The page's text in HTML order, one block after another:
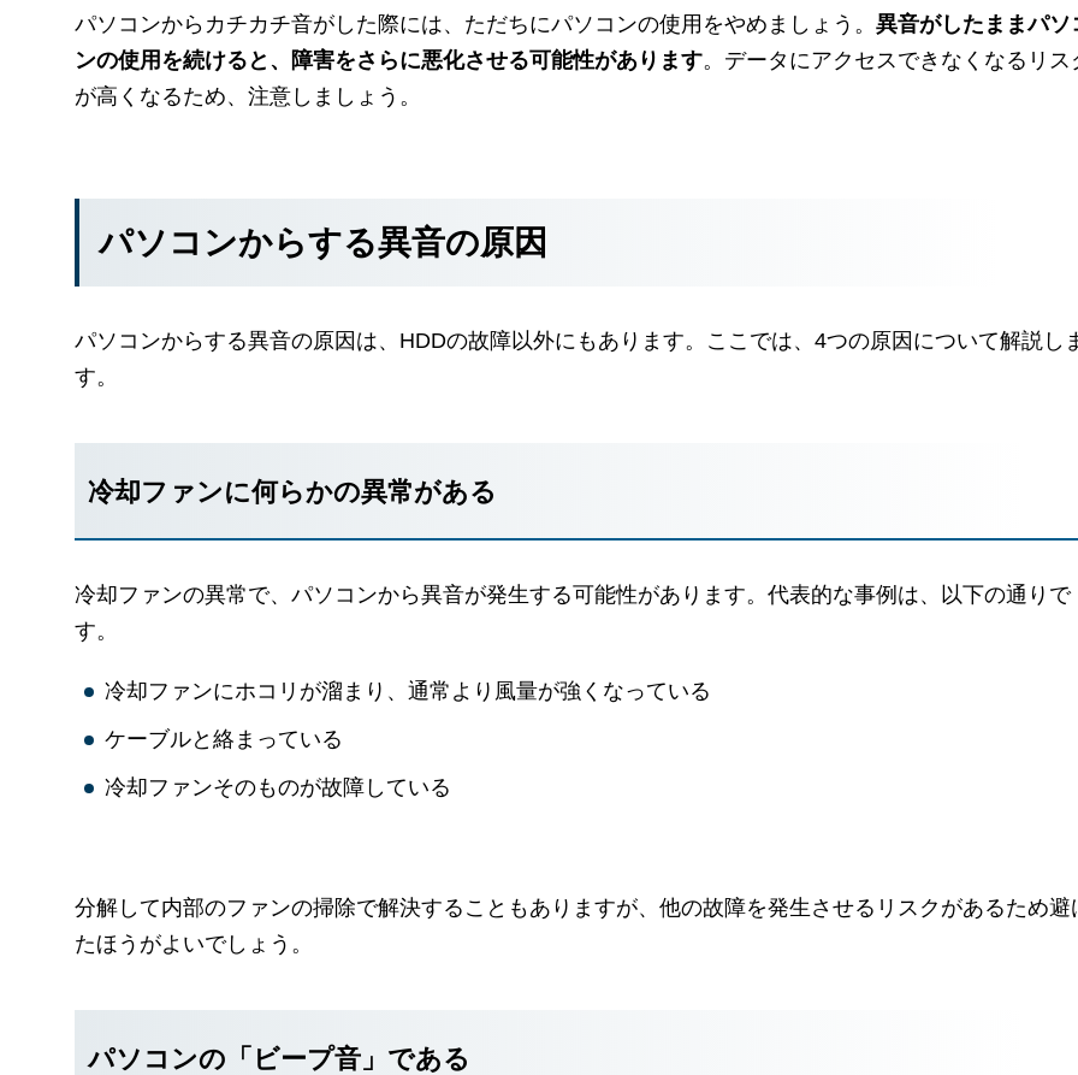
パソコンからカチカチ音がした際には、ただちにパソコンの使用をやめましょう。 異音がしたままパソ
ンの使用を続けると、障害をさらに悪化させる可能性があります。データにアクセスできなくなるリス
が高くなるため、注意しましょう。
パソコンからする異音の原因
パソコンからする異音の原因は、HDDの故障以外にもあります。ここでは、4つの原因について解説し
す。
冷却ファンに何らかの異常がある
冷却ファンの異常で、パソコンから異音が発生する可能性があります。代表的な事例は、以下の通りで
す。
冷却ファンにホコリが溜まり、通常より風量が強くなっている
ケーブルと絡まっている
冷却ファンそのものが故障している
分解して内部のファンの掃除で解決することもありますが、他の故障を発生させるリスクがあるため避
たほうがよいでしょう。
パソコンの「ビープ音」である